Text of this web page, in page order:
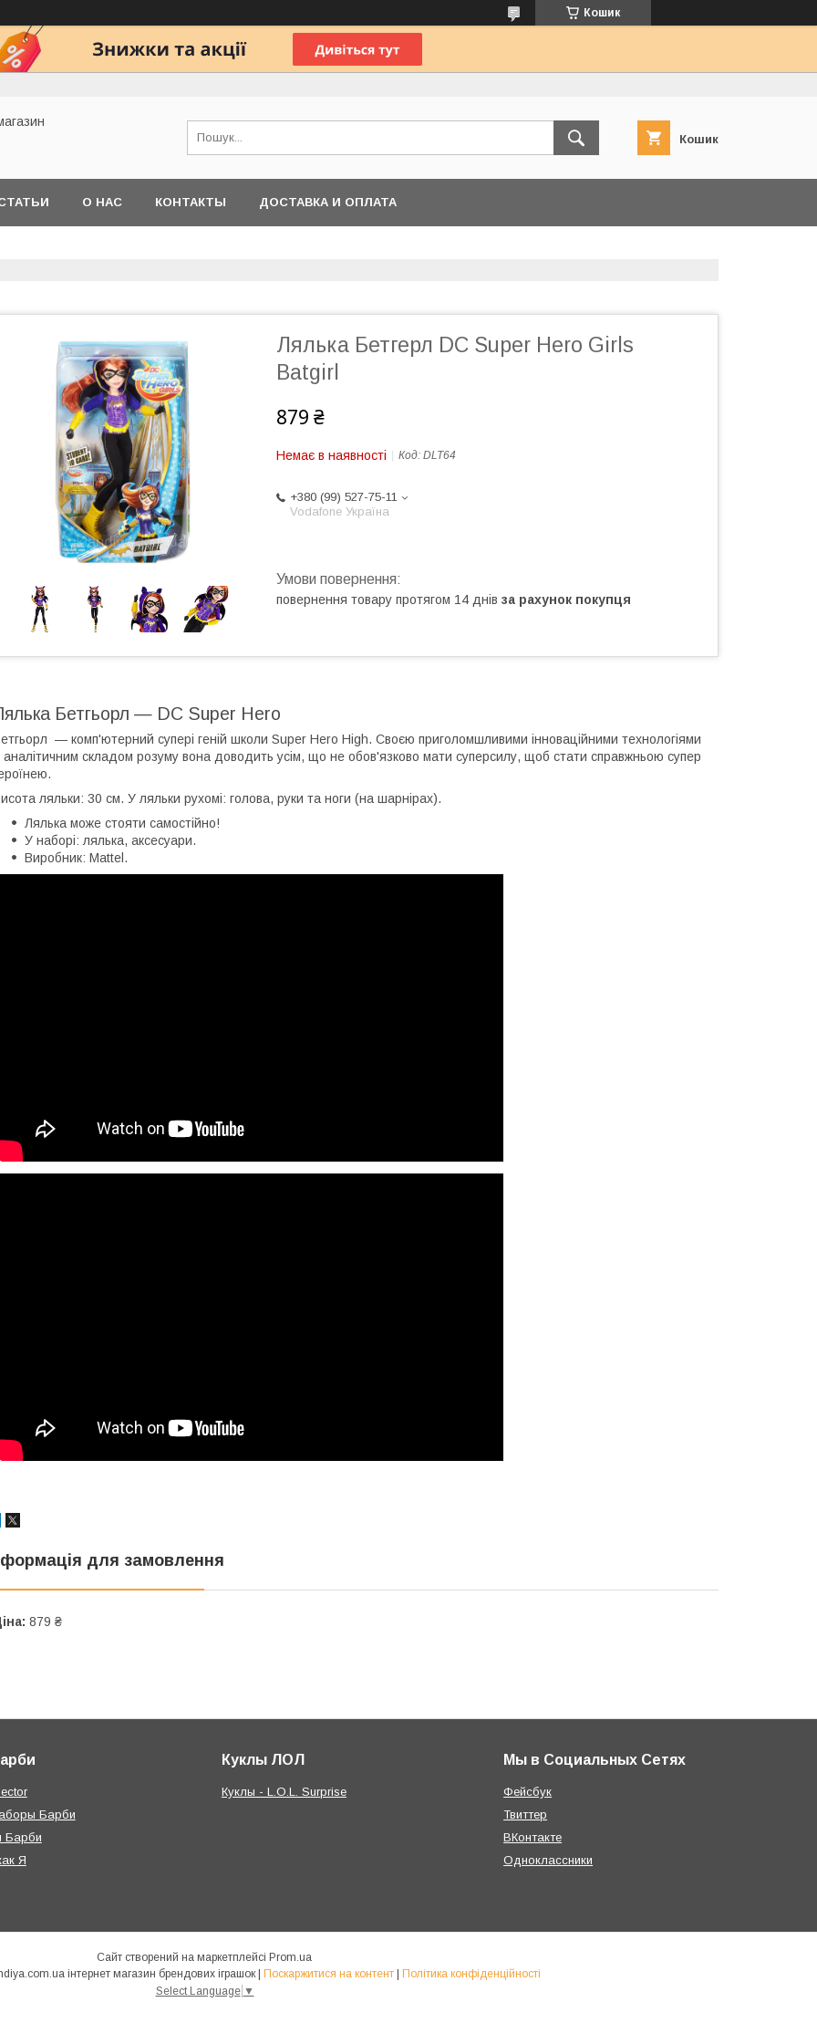
Кошик
Кошик
О НАС КОНТАКТЫ ДОСТАВКА И ОПЛАТА
Лялька Бетгерл DC Super Hero Girls
Batgirl
879 ₴
Немає в наявності Код: DLT64
+380 (99) 527-75-11
Vodafone Україна
повернення товару протягом 14 днів за рахунок покупця
Бетгьорл — DC Super Hero
— комп'ютерний супері геній школи Super Hero High. Своєю приголомшливими інноваційними технологіями
аналітичним складом розуму вона доводить усім, що не обов'язково мати суперсилу, щоб стати справжньою супер
ляльки: 30 см. У ляльки рухомі: голова, руки та ноги (на шарнірах).
Лялька може стояти самостійно!
У наборі: лялька, аксесуари.
Виробник: Mattel.
для замовлення
879 ₴
Барби
Барби
Я
Куклы ЛОЛ
Куклы - L.O.L. Surprise
Мы в Социальных Сетях
Фейсбук
Твиттер
ВКонтакте
Одноклассники
Сайт створений на маркетплейсі Prom.ua
КУКЛЯНДІЯ - https://kuklandiya.com.ua інтернет магазин брендових іграшок | Поскаржитися на контент | Політика конфіденційності
Select Language ▼